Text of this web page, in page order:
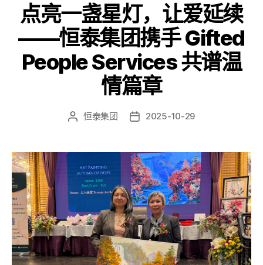
点亮一盏星灯，让爱延续
——恒泰集团携手 Gifted
People Services 共谱温
情篇章
恒泰集团 2025-10-29